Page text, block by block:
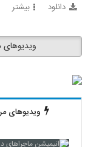
دانلود بیشتر
ویدیوهای
ویدیوهای